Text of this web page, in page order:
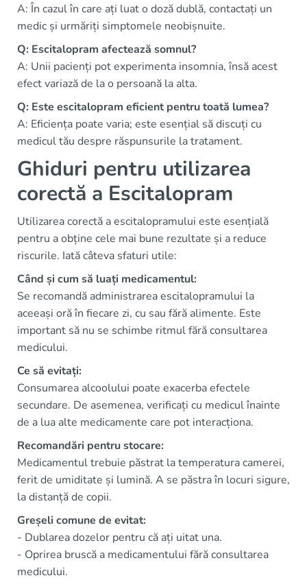
A: În cazul în care ați luat o doză dublă, contactați un
medic și urmăriți simptomele neobișnuite.
Q: Escitalopram afectează somnul?
A: Unii pacienți pot experimenta insomnia, însă acest
efect variază de la o persoană la alta.
Q: Este escitalopram eficient pentru toată lumea?
A: Eficiența poate varia; este esențial să discuți cu
medicul tău despre răspunsurile la tratament.
Ghiduri pentru utilizarea
corectă a Escitalopram
Utilizarea corectă a escitalopramului este esențială
pentru a obține cele mai bune rezultate și a reduce
riscurile. Iată câteva sfaturi utile:
Când și cum să luați medicamentul:
Se recomandă administrarea escitalopramului la
aceeași oră în fiecare zi, cu sau fără alimente. Este
important să nu se schimbe ritmul fără consultarea
medicului.
Ce să evitați:
Consumarea alcoolului poate exacerba efectele
secundare. De asemenea, verificați cu medicul înainte
de a lua alte medicamente care pot interacționa.
Recomandări pentru stocare:
Medicamentul trebuie păstrat la temperatura camerei,
ferit de umiditate și lumină. A se păstra în locuri sigure,
la distanță de copii.
Greșeli comune de evitat:
- Dublarea dozelor pentru că ați uitat una.
- Oprirea bruscă a medicamentului fără consultarea
medicului.